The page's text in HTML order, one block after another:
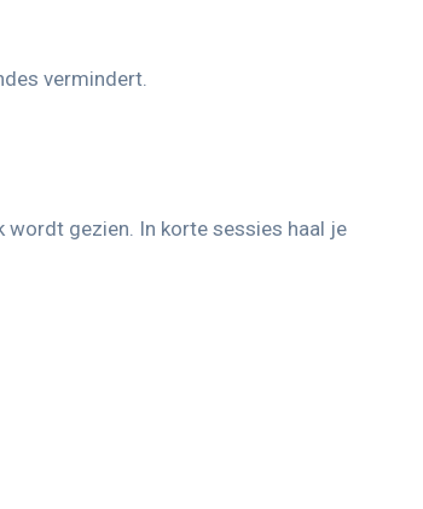
vermindert.
gezien. In korte sessies haal je